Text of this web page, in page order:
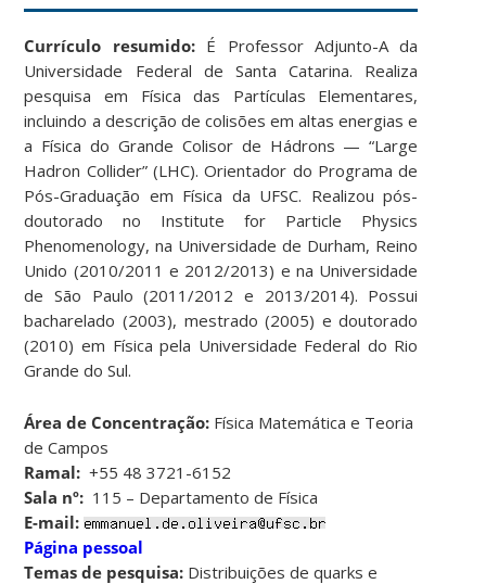
Currículo resumido: É Professor Adjunto-A da
Universidade Federal de Santa Catarina. Realiza
pesquisa em Física das Partículas Elementares,
incluindo a descrição de colisões em altas energias e
a Física do Grande Colisor de Hádrons — “Large
Hadron Collider” (LHC). Orientador do Programa de
Pós-Graduação em Física da UFSC. Realizou pós-
doutorado no Institute for Particle Physics
Phenomenology, na Universidade de Durham, Reino
Unido (2010/2011 e 2012/2013) e na Universidade
de São Paulo (2011/2012 e 2013/2014). Possui
bacharelado (2003), mestrado (2005) e doutorado
(2010) em Física pela Universidade Federal do Rio
Grande do Sul.
Área de Concentração: Física Matemática e Teoria
de Campos
Ramal:+55 48 3721-6152
Sala nº: 115 – Departamento de Física
E-mail:
Página pessoal
Temas de pesquisa: Distribuições de quarks e